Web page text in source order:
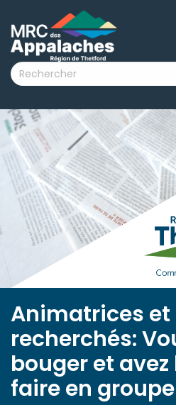
submenu (La MRC )
submenu (Citoyens )
submenu (Visiteurs )
submenu (Nouvelles )
submenu (Documentation )
Animatrices
recherchés:
bouger et
faire en